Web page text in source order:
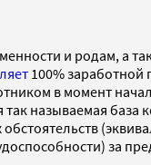
и родам, а
100% заработной
в момент
так называемая база
за